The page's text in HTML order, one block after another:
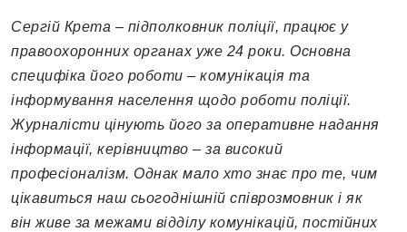
Сергій Крета – підполковник поліції, працює у
правоохоронних органах уже 24 роки. Основна
специфіка його роботи – комунікація та
інформування населення щодо роботи поліції.
Журналісти цінують його за оперативне надання
інформації, керівництво – за високий
професіоналізм. Однак мало хто знає про те, чим
цікавиться наш сьогоднішній співрозмовник і як
він живе за межами відділу комунікацій, постійних